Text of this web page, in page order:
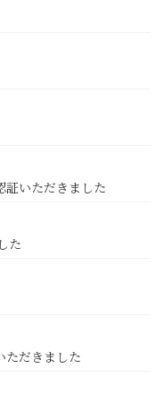
証いただきました
た
ただきました